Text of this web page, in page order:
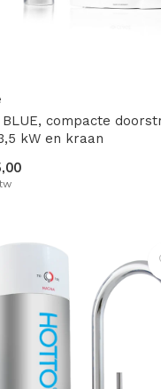
BLUE, compacte
kW en kraan